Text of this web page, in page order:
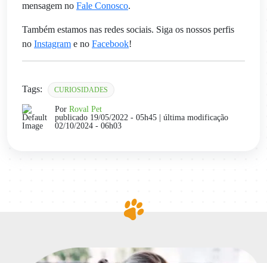
mensagem no Fale Conosco.
Também estamos nas redes sociais. Siga os nossos perfis
no Instagram e no Facebook!
Tags: CURIOSIDADES
Por Roval Pet
publicado 19/05/2022 - 05h45
| última modificação
02/10/2024 - 06h03